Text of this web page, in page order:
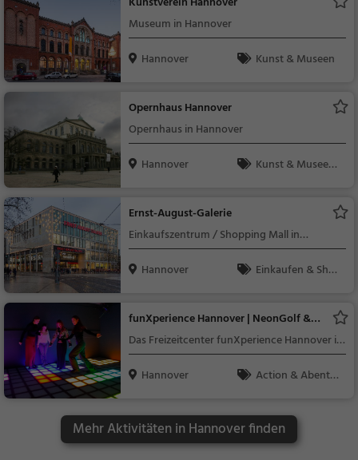
Museum in Hannover
Hannover
Kunst & Museen
Opernhaus Hannover
Opernhaus in Hannover
Hannover
Kunst & Museen,
Ernst-August-Galerie
Einkaufszentrum / Shopping Mall in
Hannover
Hannover
Einkaufen & Shop
funXperience Hannover | NeonGolf &
Pixel Games
Das Freizeitcenter funXperience Hannover ist
DIE Adresse für Spaß!
Hannover
Action & Abente
Sport
Mehr Aktivitäten in Hannover finden